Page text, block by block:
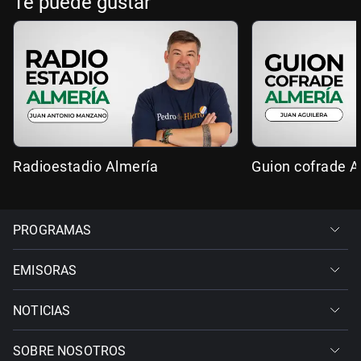
Radioestadio Almería Guion cofrade
PROGRAMAS
EMISORAS
NOTICIAS
SOBRE NOSOTROS